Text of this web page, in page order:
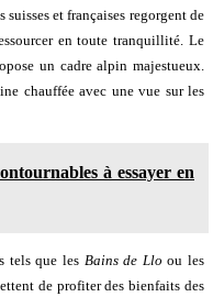
et françaises regorgent de
en toute tranquillité. Le
un cadre alpin majestueux.
chauffée avec une vue sur les
à essayer en
tels que les Bains de Llo ou les
de profiter des bienfaits des